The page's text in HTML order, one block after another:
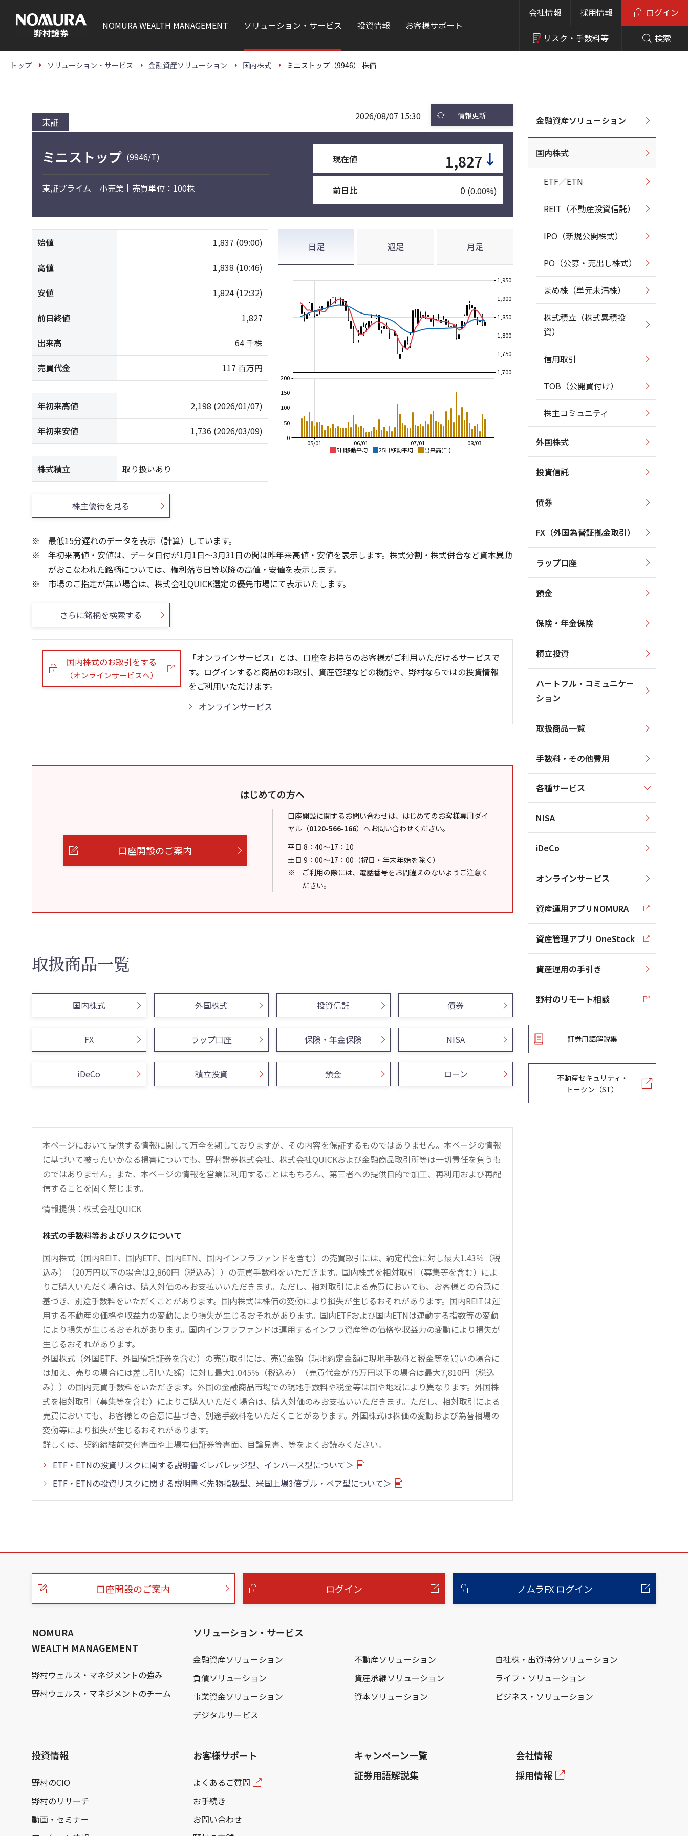
本
NOMURAWEALTH MANAGEMENT ソリューション・サービス 投資情報 お客様サポート
会社情報 採用情報
リスク・ 手数料等 検索
ログイン
トップ ソリューション・サービス 金融資産ソリューション 国内株式 ミニストップ（9946） 株価
東証 2026/08/07 15:30 情報更新
ミニストップ (9946/T)
東証プライム 小売業 売買単位：100株
現在値 1,827 ↓
前日比 0 (0.00%)
始値 1,837 (09:00)
高値 1,838 (10:46)
安値 1,824 (12:32)
前日終値 1,827
出来高 64 千株
売買代金 117 百万円
年初来高値 2,198 (2026/01/07)
年初来安値 1,736 (2026/03/09)
株式積立 取り扱いあり
日足 週足 月足
5日移動平均 25日移動平均 出来高(千)
08/03
07/01
06/01
05/01
1,700
1,750
1,800
1,850
1,900
1,950
0
50
100
150
200
13週移動平均 26週移動平均 出来高(千)
200
300
5ヶ月移動平均 25ヶ月移動平均 出来高(千)
150
200
株主優待を見る
最低15分遅れのデータを表示（計算）しています。
年初来高値・安値は、データ日付が1月1日～3月31日の間は昨年来高値・安値を表示します。株式分割・株式併合など資本異動
がおこなわれた銘柄については、権利落ち日等以降の高値・安値を表示します。
市場のご指定が無い場合は、株式会社QUICK選定の優先市場にて表示いたします。
さらに銘柄を検索する
国内株式のお取引をする
（オンラインサービスへ）
「オンラインサービス」とは、口座をお持ちのお客様がご利用いただけるサービスで
す。ログインすると商品のお取引、資産管理などの機能や、野村ならではの投資情報
をご利用いただけます。
オンラインサービス
はじめての方へ
口座開設のご案内
口座開設に関するお問い合わせは、はじめてのお客様専用ダイ
ヤル （0120-566-166） へお問い合わせください。
平日 8：40～17：10
土日 9：00～17：00（祝日・年末年始を除く）
ご利用の際には、電話番号をお間違えのないようご注意く
ださい。
取扱商品一覧
国内株式 外国株式 投資信託 債券
FX ラップ口座 保険・年金保険 NISA
iDeCo 積立投資 預金 ローン
本ページにおいて提供する情報に関して万全を期しておりますが、その内容を保証するものではありません。本ページの情報
に基づいて被ったいかなる損害についても、野村證券株式会社、株式会社QUICKおよび金融商品取引所等は一切責任を負うも
のではありません。また、本ページの情報を営業に利用することはもちろん、第三者への提供目的で加工、再利用および再配
信することを固く禁じます。
情報提供：株式会社QUICK
株式の手数料等およびリスクについて
国内株式（国内REIT、国内ETF、国内ETN、国内インフラファンドを含む）の売買取引には、約定代金に対し最大1.43％（税
込み）（20万円以下の場合は2,860円（税込み））の売買手数料をいただきます。国内株式を相対取引（募集等を含む）によ
りご購入いただく場合は、購入対価のみお支払いいただきます。ただし、相対取引による売買においても、お客様との合意に
基づき、別途手数料をいただくことがあります。国内株式は株価の変動により損失が生じるおそれがあります。国内REITは運
用する不動産の価格や収益力の変動により損失が生じるおそれがあります。国内ETFおよび国内ETNは連動する指数等の変動
により損失が生じるおそれがあります。国内インフラファンドは運用するインフラ資産等の価格や収益力の変動により損失が
生じるおそれがあります。
外国株式（外国ETF、外国預託証券を含む）の売買取引には、売買金額（現地約定金額に現地手数料と税金等を買いの場合に
は加え、売りの場合には差し引いた額）に対し最大1.045％（税込み）（売買代金が75万円以下の場合は最大7,810円（税込
み））の国内売買手数料をいただきます。外国の金融商品市場での現地手数料や税金等は国や地域により異なります。外国株
式を相対取引（募集等を含む）によりご購入いただく場合は、購入対価のみお支払いいただきます。ただし、相対取引による
売買においても、お客様との合意に基づき、別途手数料をいただくことがあります。外国株式は株価の変動および為替相場の
変動等により損失が生じるおそれがあります。
詳しくは、契約締結前交付書面や上場有価証券等書面、目論見書、等をよくお読みください。
ETF・ETNの投資リスクに関する説明書＜レバレッジ型、インバース型について＞
ETF・ETNの投資リスクに関する説明書＜先物指数型、米国上場3倍ブル・ベア型について＞
金融資産ソリューション
国内株式
ETF／ETN
REIT（不動産投資信託）
IPO（新規公開株式）
PO（公募・売出し株式）
まめ株（単元未満株）
株式積立（株式累積投
資）
信用取引
TOB（公開買付け）
株主コミュニティ
外国株式
投資信託
債券
FX（外国為替証拠金取引）
ラップ口座
預金
保険・年金保険
積立投資
ハートフル・コミュニケー
ション
取扱商品一覧
手数料・その他費用
各種サービス
NISA
iDeCo
オンラインサービス
資産運用アプリNOMURA
資産管理アプリ OneStock
資産運用の手引き
野村のリモート相談
証券用語解説集
不動産セキュリティ・
トークン（ST）
こ
口座開設のご案内 ログイン ノムラFX ログイン
NOMURA
WEALTH MANAGEMENT
野村ウェルス・マネジメントの強み
野村ウェルス・マネジメントのチーム
ソリューション・サービス
金融資産ソリューション 不動産ソリューション
自社株・出資持分ソリューション
負債ソリューション
資産承継ソリューション
ライフ・ソリューション
事業資金ソリューション
資本ソリューション
ビジネス・ソリューション
デジタルサービス
投資情報
野村のCIO
野村のリサーチ
動画・セミナー
お客様サポート
よくあるご質問
お手続き
お問い合わせ
キャンペーン一覧
証券用語解説集
会社情報
採用情報